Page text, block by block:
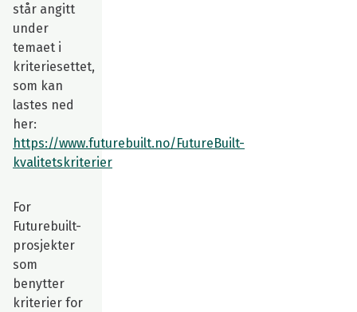
står angitt
under
temaet i
kriteriesettet,
som kan
lastes ned
her:
https://www.futurebuilt.no/FutureBuilt-
kvalitetskriterier
For
Futurebuilt-
prosjekter
som
benytter
kriterier for